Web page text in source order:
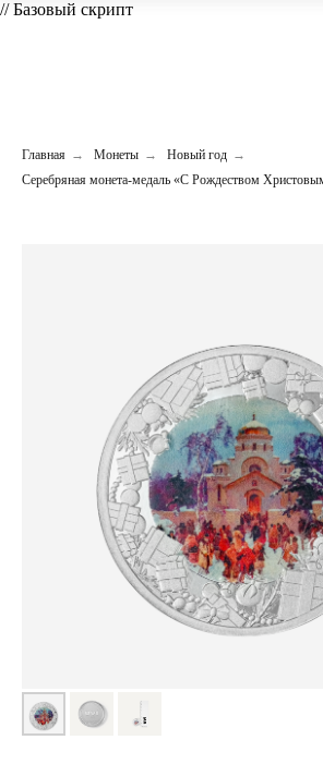
// Базовый скрипт
Главная → Монеты → Новый год →
Серебряная монета-медаль «С Рождеством